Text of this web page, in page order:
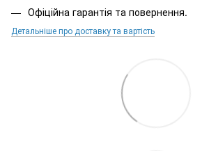
Офіційна гарантія та повернення.
Детальніше про доставку та вартість